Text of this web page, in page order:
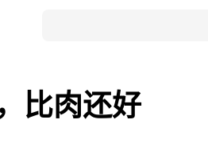
比肉还好